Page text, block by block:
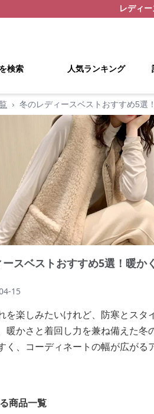
レディ
検索 人気ランキング
› 冬のレディースベストおすすめ5選
スベストおすすめ5選！暖か
15
を楽しみたいけれど、防寒とス
暖かさと着回し力を兼ね備えた
く、コーディネートの幅が広が
商品一覧